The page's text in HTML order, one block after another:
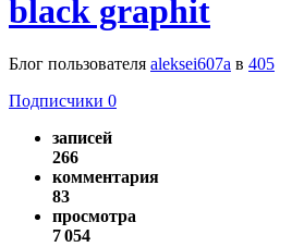
black graphit
Блог пользователя aleksei607a в 405
Подписчики 0
записей
266
комментария
83
просмотра
7 054